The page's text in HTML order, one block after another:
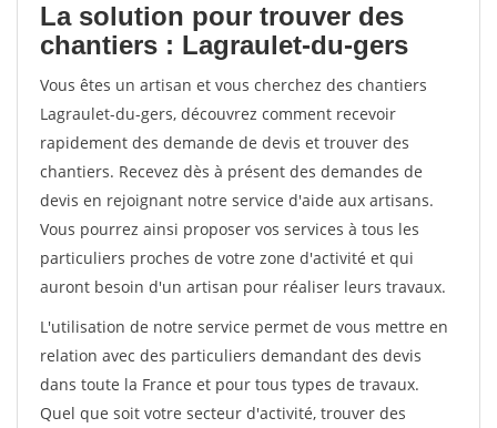
La solution pour trouver des
chantiers : Lagraulet-du-gers
Vous êtes un artisan et vous cherchez des chantiers
Lagraulet-du-gers, découvrez comment recevoir
rapidement des demande de devis et trouver des
chantiers. Recevez dès à présent des demandes de
devis en rejoignant notre service d'aide aux artisans.
Vous pourrez ainsi proposer vos services à tous les
particuliers proches de votre zone d'activité et qui
auront besoin d'un artisan pour réaliser leurs travaux.
L'utilisation de notre service permet de vous mettre en
relation avec des particuliers demandant des devis
dans toute la France et pour tous types de travaux.
Quel que soit votre secteur d'activité, trouver des